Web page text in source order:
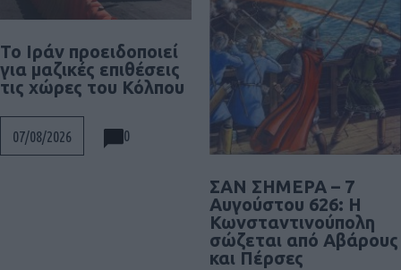
Το Ιράν προειδοποιεί
για μαζικές επιθέσεις
τις χώρες του Κόλπου
07/08/2026 0
ΣΑΝ ΣΗΜΕΡΑ – 7
Αυγούστου 626: Η
Κωνσταντινούπολη
σώζεται από Αβάρους
και Πέρσες